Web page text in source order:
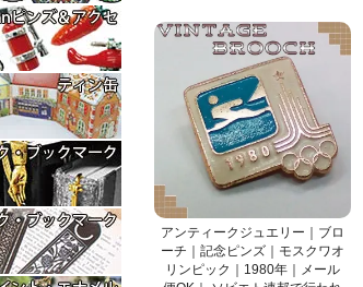
アンティークジュエリー｜ブロ
ーチ｜記念ピンズ｜モスクワオ
リンピック｜1980年｜メール